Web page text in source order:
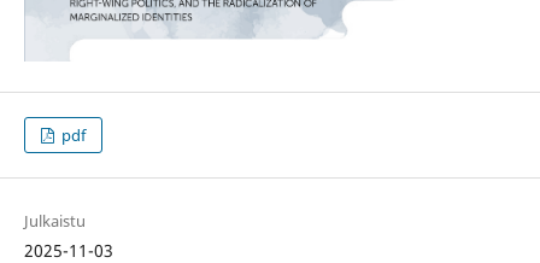
pdf
Julkaistu
2025-11-03